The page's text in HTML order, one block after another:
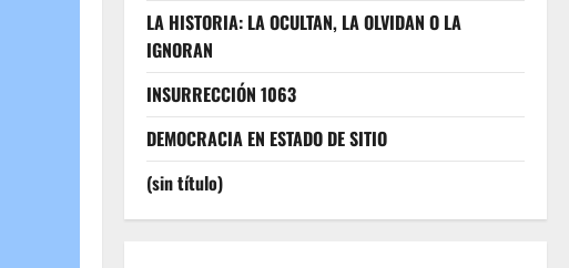
LA HISTORIA: LA OCULTAN, LA OLVIDAN O LA
IGNORAN
INSURRECCIÓN 1063
DEMOCRACIA EN ESTADO DE SITIO
(sin título)